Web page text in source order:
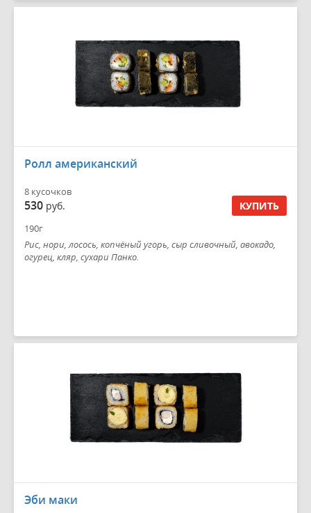
Ролл американский
8 кусочков
530 руб. КУПИТЬ
190г
Рис, нори, лосось, копчёный угорь, сыр сливочный, авокадо,
огурец, кляр, сухари Панко.
Эби маки